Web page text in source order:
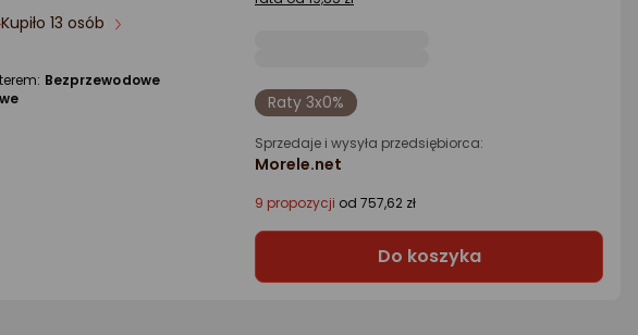
Kupiło 13 osób
Bezprzewodowe
Raty 3x0%
Sprzedaje i wysyła przedsiębiorca:
Morele.net
9 propozycji od 757,62 zł
Do koszyka